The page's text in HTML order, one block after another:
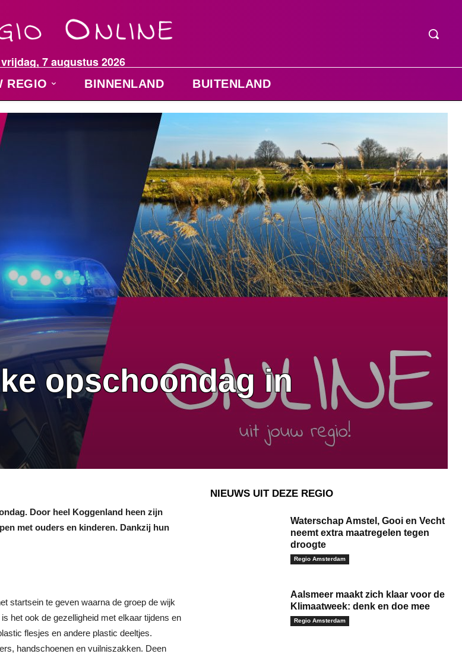
vrijdag, 7 augustus 2026
REGIO BINNENLAND BUITENLAND
opschoondag in
Door heel Koggenland heen zijn
met ouders en kinderen. Dankzij hun
startsein te geven waarna de groep de wijk
het ook de gezelligheid met elkaar tijdens en
flesjes en andere plastic deeltjes.
handschoenen en vuilniszakken. Deen
NIEUWS UIT DEZE REGIO
Waterschap Amstel, Gooi en Vecht
neemt extra maatregelen tegen
droogte
Regio Amsterdam
Aalsmeer maakt zich klaar voor de
Klimaatweek: denk en doe mee
Regio Amsterdam